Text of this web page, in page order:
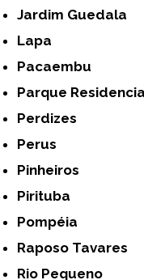
Jardim Guedala
Lapa
Pacaembu
Parque
Perdizes
Perus
Pinheiros
Pirituba
Pompéia
Raposo Tavares
Rio Pequeno